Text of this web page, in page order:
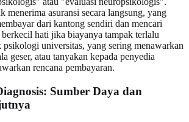
menerima asuransi secara langsung, yang
dari kantong sendiri dan mencari
berkecil hati jika biayanya tampak terlalu
universitas, yang sering menawarkan
geser, atau tanyakan kepada penyedia
rencana pembayaran.
Sumber Daya dan